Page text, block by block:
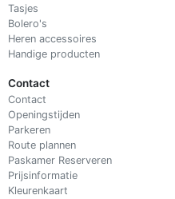
Tasjes
Bolero's
Heren accessoires
Handige producten
Contact
Contact
Openingstijden
Parkeren
Route plannen
Paskamer Reserveren
Prijsinformatie
Kleurenkaart